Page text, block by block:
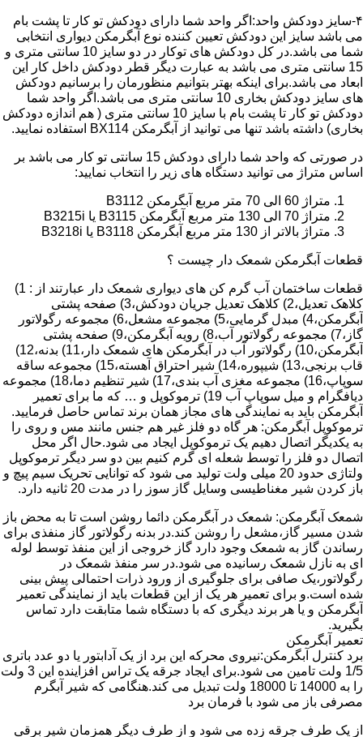
۴-سایز دودکش واحد:اگر واحد شما دارای دودکش تو کار تا پشت بام
می باشد سایز این دودکش تعیین کننده نوع آبگرمکن دیواری انتخابی
شما می باشد.در کل دودکش های توکار در دو سایز 10 سانتی متری و
15 سانتی متری می باشد به عبارت دیگر قطر دودکش داخل کار این
ابعاد می باشد.برای اینکه بهتر بتوانیم منظورمان را برسانیم دودکش
های سایز دودکش بخاری 10 سانتی متری می باشد.اگر واحد شما
دودکش تو کار تا پشت بام با سایز 10 سانتی متری ( هم اندازه دودکش
بخاری) داشته باشد تنها می توانید از آبگرمکن BX114 استفاده نمایید.
در صورتی که واحد شما دارای دودکش 15 سانتی تو کار می باشد بر
اساس متراژ می توانید دستگاه های زیر را انتخاب نمایید:
متراژ 60 الی 70 متر مربع آبگرمکن B3112
متراژ 70 الی 130 متر مربع آبگرمکن B3115 یا B3215i
متراژ بالاتر از 130 متر مربع آبگرمکن B3118 یا B3218i
قطعات آبگرمکن شمعک دار چیست ؟
قطعات ساختمان آب گرم کن های دیواری شمعک دار عبارتند از : 1)
کلاهک تعدیل،2) کلاهک تعدیل جریان دودکش،3) صفحه پشتی
آبگرمکن،4) مبدل گرمایی،5) مجموعه مشعل،6) مجموعه رگولاتور
گاز،7) مجموعه رگولاتور آب،8) رویه آبگرمکن،9) صفحه پشتی
آبگرمکن،10) رگولاتور آب در آبگرمکن های شمعک دار،11) بدنه،12)
قاب برنجی،13) شیپوره،14) شیر احتراق آهسته،15) مجموعه ساقه
سوپاپ،16) مجموعه مغزی آب بندی،17) شیر تنظیم دما،18) مجموعه
دیافگرام و میل سوپاپ آب 19) ترموکوپل و … که ما برای تعمیر
آبگرمکن باید به نمایندگی های مجاز همان برند تماس حاصل فرمایید.
ترموکوپل آبگرمکن: هر گاه دو فلز غیر هم جنس مانند مس و روی را
به یکدیگر اتصال دهیم یک ترموکوپل ایجاد می شود.حال اگر محل
اتصال دو فلز را توسط شعله ای گرم کنیم بین دو سر دیگر ترموکوپل
ولتاژی حدود 20 میلی ولت تولید می شود که توانایی تحریک سیم پیچ و
باز کردن شیر مغناطیسی وسایل گاز سوز را در مدت 20 ثانیه دارد.
شمعک آبگرمکن: شمعک در آبگرمکن دائما روشن است تا به محض باز
شدن مسیر گاز،مشعل را روشن کند.در بدنه رگولاتور گاز منفذی برای
رساندن گاز به شمعک وجود دارد گاز خروجی از این منفذ توسط لوله
ای به نازل شمعک رسانیده می شود.در سر منفذ شمعک در
رگولاتور،یک صافی برای جلوگیری از ورود ذرات احتمالی پیش بینی
شده است.و برای تعمیر هر یک از این قطعات باید از نمایندگی تعمیر
آبگرمکن و یا هر برند دیگری که با دستگاه شما متابقت دارد تماس
بگیرید.
تعمیر آبگرمکن
برد کنترل آبگرمکن:نیروی محرکه این برد از یک آدابتور یا دو عدد باتری
1/5 ولت تامین می شود.برای ایجاد جرقه یک تراس افزاینده این 3 ولت
را به 14000 تا 18000 ولت تبدیل می کند.هنگامی که شیر آبگرم
مصرفی باز می شود با فرمان برد
از یک طرف جرقه زده می شود و از طرف دیگر همزمان شیر برقی